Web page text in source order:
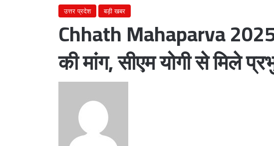
उत्तर प्रदेश बड़ी खबर
Chhath Mahaparva
की मांग, सीएम योगी से मिले